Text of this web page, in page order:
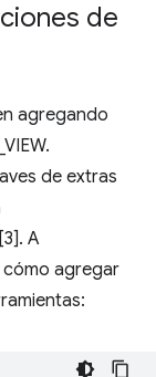
de
agregando
de extras
A
cómo agregar